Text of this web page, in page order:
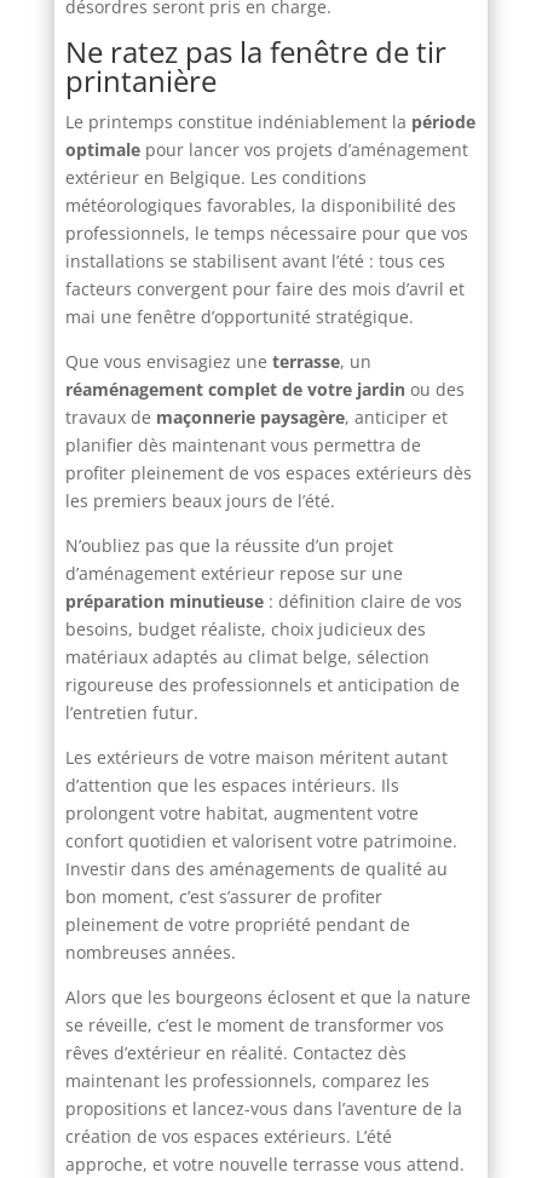
désordres seront pris en charge.
Ne ratez pas la fenêtre de tir
printanière
Le printemps constitue indéniablement la période
optimalepour lancer vos projets d’aménagement
extérieur en Belgique. Les conditions
météorologiques favorables, la disponibilité des
professionnels, le temps nécessaire pour que vos
installations se stabilisent avant l’été : tous ces
facteurs convergent pour faire des mois d’avril et
mai une fenêtre d’opportunité stratégique.
Que vous envisagiez une terrasse, un
réaménagement complet de votre jardinou des
travaux de maçonnerie paysagère, anticiper et
planifier dès maintenant vous permettra de
profiter pleinement de vos espaces extérieurs dès
les premiers beaux jours de l’été.
N’oubliez pas que la réussite d’un projet
d’aménagement extérieur repose sur une
préparation minutieuse: définition claire de vos
besoins, budget réaliste, choix judicieux des
matériaux adaptés au climat belge, sélection
rigoureuse des professionnels et anticipation de
l’entretien futur.
Les extérieurs de votre maison méritent autant
d’attention que les espaces intérieurs. Ils
prolongent votre habitat, augmentent votre
confort quotidien et valorisent votre patrimoine.
Investir dans des aménagements de qualité au
bon moment, c’est s’assurer de profiter
pleinement de votre propriété pendant de
nombreuses années.
Alors que les bourgeons éclosent et que la nature
se réveille, c’est le moment de transformer vos
rêves d’extérieur en réalité. Contactez dès
maintenant les professionnels, comparez les
propositions et lancez-vous dans l’aventure de la
création de vos espaces extérieurs. L’été
approche, et votre nouvelle terrasse vous attend.